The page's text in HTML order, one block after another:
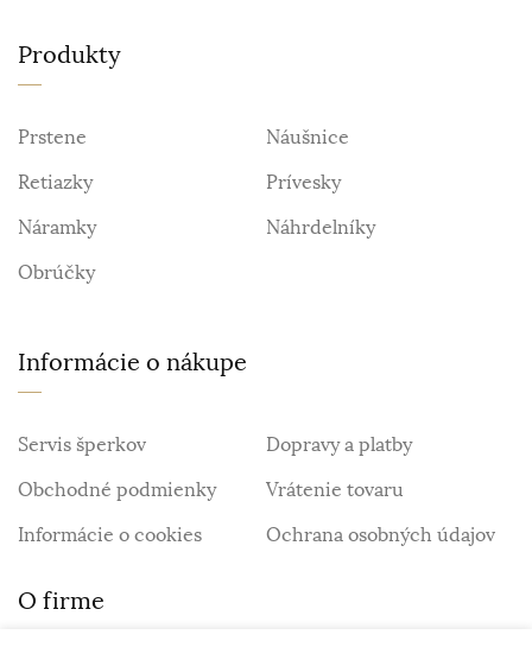
Produkty
Prstene
Náušnice
Retiazky
Prívesky
Náramky
Náhrdelníky
Obrúčky
Informácie o nákupe
Servis šperkov
Dopravy a platby
Obchodné podmienky
Vrátenie tovaru
Informácie o cookies
Ochrana osobných údajov
O firme